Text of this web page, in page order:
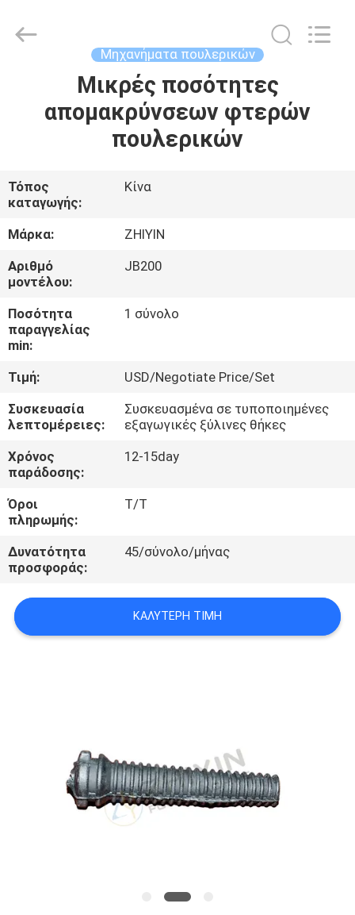
ΠΕΡΊΠΟΥ
ΕΜΕΊΣ
ΓΎΡΟΣ
ΕΡΓΟΣΤΑΣΊΩΝ
ΠΟΙΟΤΙΚΌΣ
ΈΛΕΓΧΟΣ
ΜΑΣ
ΕΛΆΤΕ
ΣΕ
ΕΠΑΦΉ
ΜΕ
ΕΙΔΉΣΕΙΣ
ΠΕΡΙΠΤΏΣΕΙΣ
POLICY
Rights
Reserved.
Μηχανήματα πουλερικών
Μικρές ποσότητες
απομακρύνσεων φτερών
πουλερικών
Τόπος
καταγωγής:
Κίνα
Μάρκα:
ZHIYIN
Αριθμό
μοντέλου:
JB200
Ποσότητα
παραγγελίας
min:
1 σύνολο
Τιμή:
USD/Negotiate Price/Set
Συσκευασία
λεπτομέρειες:
Συσκευασμένα σε τυποποιημένες
εξαγωγικές ξύλινες θήκες
Χρόνος
παράδοσης:
12-15day
Όροι
πληρωμής:
Τ/Τ
Δυνατότητα
προσφοράς:
45/σύνολο/μήνας
ΚΑΛΎΤΕΡΗ ΤΙΜΉ